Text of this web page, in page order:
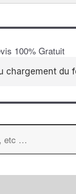
100% Gratuit
chargement du